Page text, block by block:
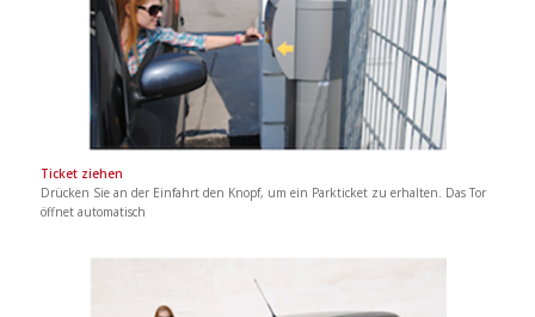
Ticket ziehen
Drücken Sie an der Einfahrt den Knopf, um ein Parkticket zu erhalten. Das Tor
öffnet automatisch